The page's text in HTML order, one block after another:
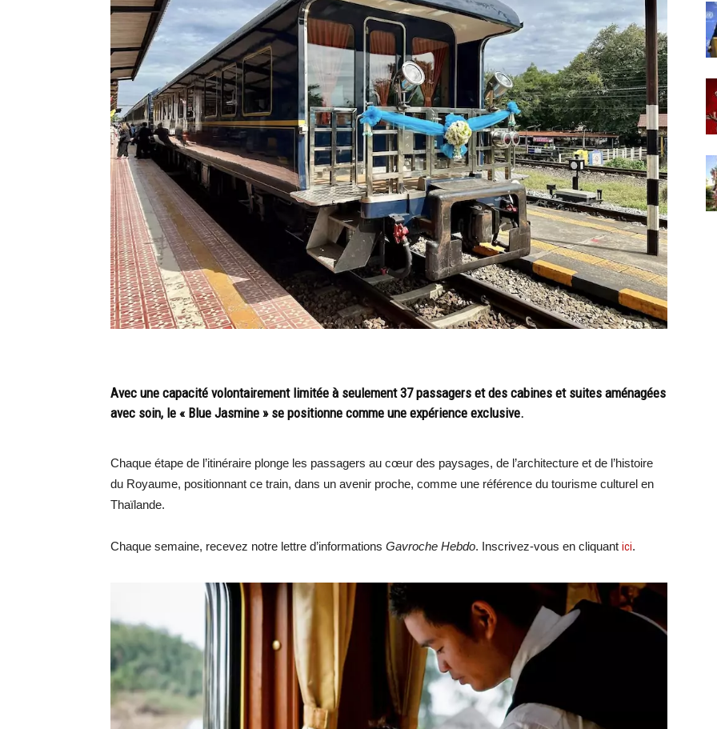
Avec une capacité volontairement limitée à seulement 37 passagers et des cabines et suites aménagées
avec soin, le « Blue Jasmine » se positionne comme une expérience exclusive.
Chaque étape de l’itinéraire plonge les passagers au cœur des paysages, de l’architecture et de l’histoire
du Royaume, positionnant ce train, dans un avenir proche, comme une référence du tourisme culturel en
Thaïlande.
Chaque semaine, recevez notre lettre d’informations Gavroche Hebdo. Inscrivez-vous en cliquant ici.